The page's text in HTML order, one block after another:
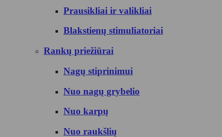
Prausikliai ir valikliai
Blakstienų stimuliatoriai
Rankų priežiūrai
Nagų stiprinimui
Nuo nagų grybelio
Nuo karpų
Nuo raukšlių